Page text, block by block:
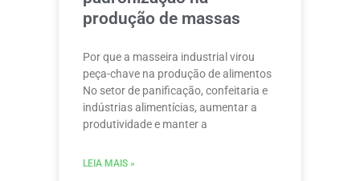
produção de massas
Por que a masseira industrial virou
peça-chave na produção de alimentos
No setor de panificação, confeitaria e
indústrias alimentícias, aumentar a
produtividade e manter a
LEIA MAIS »